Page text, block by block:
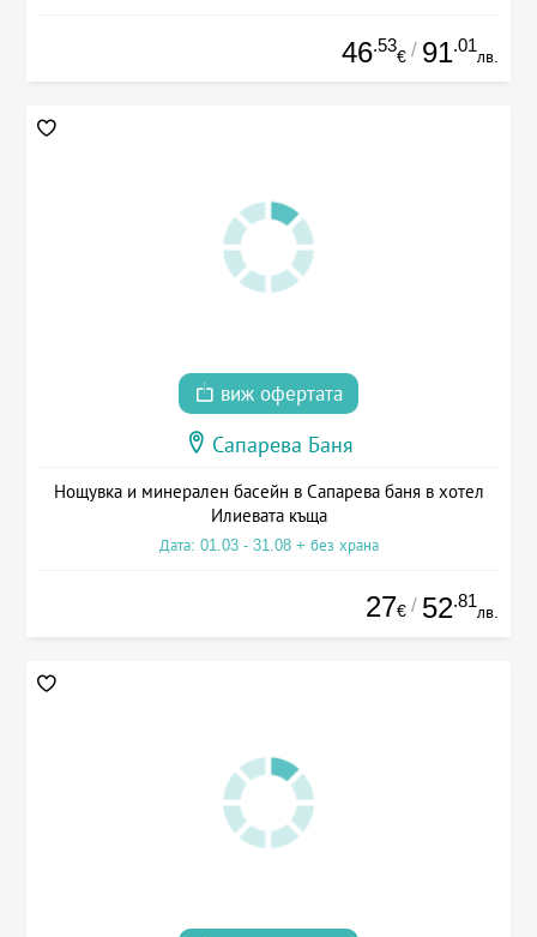
46.53
€ / 91.01
лв.
виж офертата
Сапарева Баня
Нощувка и минерален басейн в Сапарева баня в хотел
Илиевата къща
Дата: 01.03 - 31.08 + без храна
27€ / 52.81
лв.